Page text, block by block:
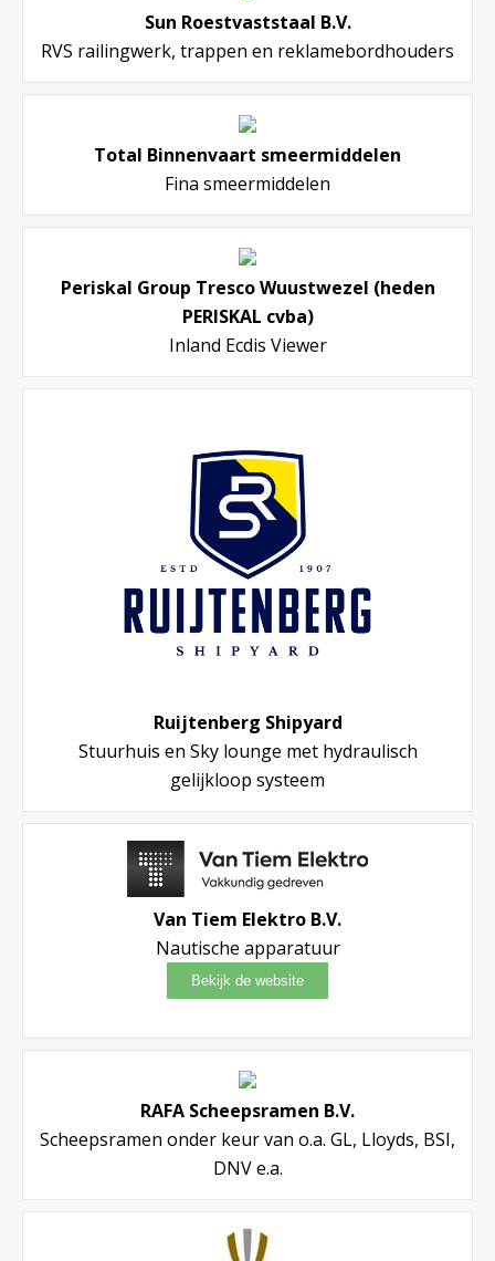
Sun Roestvaststaal B.V.
RVS railingwerk, trappen en reklamebordhouders
Total Binnenvaart smeermiddelen
Fina smeermiddelen
Periskal Group Tresco Wuustwezel (heden
PERISKAL cvba)
Inland Ecdis Viewer
Ruijtenberg Shipyard
Stuurhuis en Sky lounge met hydraulisch
gelijkloop systeem
Van Tiem Elektro B.V.
Nautische apparatuur
RAFA Scheepsramen B.V.
Scheepsramen onder keur van o.a. GL, Lloyds, BSI,
DNV e.a.